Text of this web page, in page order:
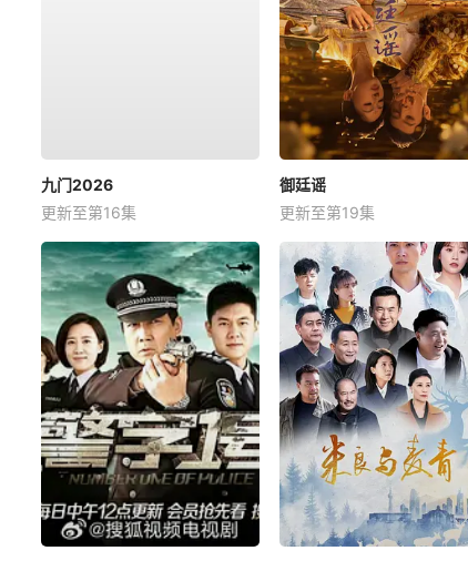
九门2026
更新至第16集
御廷谣
更新至第19集